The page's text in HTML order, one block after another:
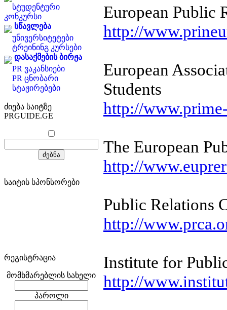
სტუდენტური
კონკურსი
სწავლება
უნივერსიტეტები
ტრეინინგ კურსები
დასაქმების ბირჟა
PR ვაკანსიები
PR ცნობარი
სტაჟირებები
ძიება საიტზე
PRGUIDE.GE
საიტის სპონსორები
რეგისტრაცია
მომხმარებლის სახელი
პაროლი
European Public
http://
European
Students
http://
The European
http://
Public Relations
http://
Institute for
http://